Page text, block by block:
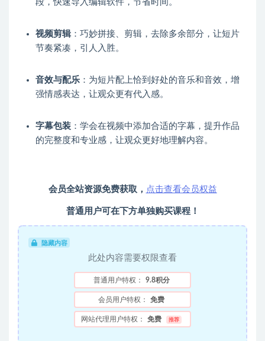
段，快速导入编辑软件，节省时间。
视频剪辑：巧妙拼接、剪辑，去除多余部分，让短片
节奏紧凑，引人入胜。
音效与配乐 ：为短片配上恰到好处的音乐和音效，增
强情感表达，让观众更有代入感。
字幕包装 ：学会在视频中添加合适的字幕，提升作品
的完整度和专业感，让观众更好地理解内容。
会员全站资源免费获取， 点击查看会员权益
普通用户可在下方单独购买课程！
隐藏内容
此处内容需要权限查看
普通用户特权： 9.8积分
会员用户特权： 免费
网站代理用户特权： 免费 推荐